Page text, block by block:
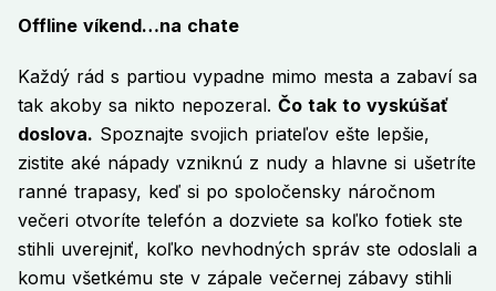
Offline víkend…na chate
Každý rád s partiou vypadne mimo mesta a zabaví sa
tak akoby sa nikto nepozeral. Čo tak to vyskúšať
doslova. Spoznajte svojich priateľov ešte lepšie,
zistite aké nápady vzniknú z nudy a hlavne si ušetríte
ranné trapasy, keď si po spoločensky náročnom
večeri otvoríte telefón a dozviete sa koľko fotiek ste
stihli uverejniť, koľko nevhodných správ ste odoslali a
komu všetkému ste v zápale večernej zábavy stihli